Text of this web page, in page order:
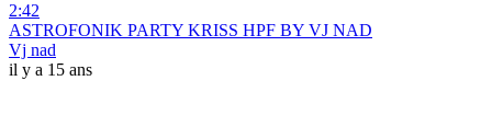
2:42
ASTROFONIK PARTY KRISS HPF BY VJ NAD
Vj nad
il y a 15 ans